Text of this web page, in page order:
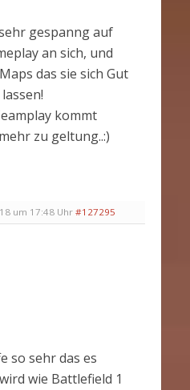
gespanng auf
an sich, und
das sie sich Gut
kommt
zu geltung..:)
um 17:48 Uhr #127295
so sehr das es
wie Battlefield 1